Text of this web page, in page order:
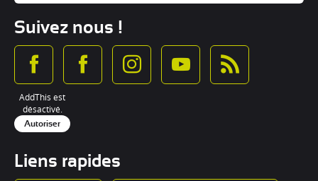
Suivez nous !
AddThis est
désactivé.
Autoriser
Liens rapides